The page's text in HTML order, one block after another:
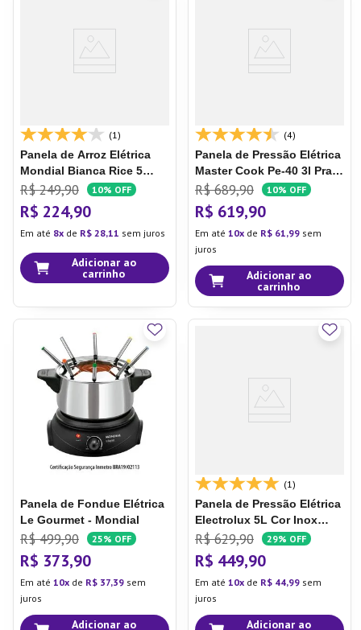
(1)
Panela de Arroz Elétrica
Mondial Bianca Rice 5
Npe-05
R$ 249,90 10% OFF
R$ 224,90
Em até 8 de R$ 28,11 sem juros
Adicionar ao
carrinho
(4)
Panela de Pressão Elétrica
Master Cook Pe-40 3l Prata
- Mondial
R$ 689,90 10% OFF
R$ 619,90
Em até 10 de R$ 61,99 sem
juros
Adicionar ao
carrinho
Panela de Fondue Elétrica
Le Gourmet - Mondial
R$ 499,90 25% OFF
R$ 373,90
Em até 10 de R$ 37,39 sem
juros
Adicionar ao
(1)
Panela de Pressão Elétrica
Electrolux 5L Cor Inox
Efficient por Rita Lobo
(PCE20)
R$ 629,90 29% OFF
R$ 449,90
Em até 10 de R$ 44,99 sem
juros
Adicionar ao